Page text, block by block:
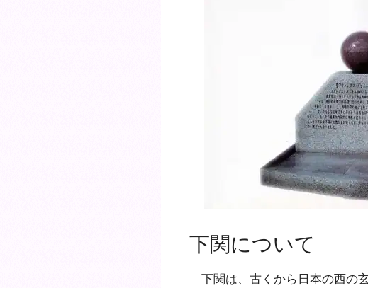
下関について
下関は、古くから日本の西の